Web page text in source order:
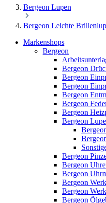
Bergeon Lupen
Bergeon Leichte
Markenshops
Bergeon
Bergeon
Bergeon
Bergeon
Bergeon
Bergeon
Bergeon
Bergeon
Bergeon
Bergeon
Bergeon
Bergeon
Bergeon
Bergeon